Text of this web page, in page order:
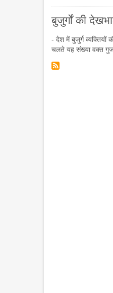
बुजुर्गों की
- देश में बुजुर्ग
चलते यह संख्या वक्त